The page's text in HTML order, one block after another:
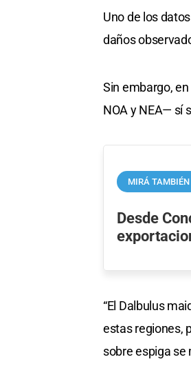
Uno de los
daños
Sin embargo,
NOA y NEA— sí
MIRÁ TAMBIÉN
Desde
“El Dalbulus
estas regiones,
sobre espiga se